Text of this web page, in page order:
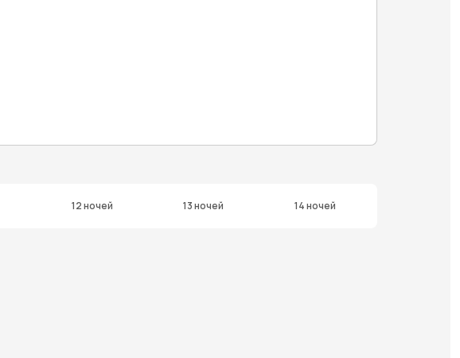
12 ночей 13 ночей 14 ночей